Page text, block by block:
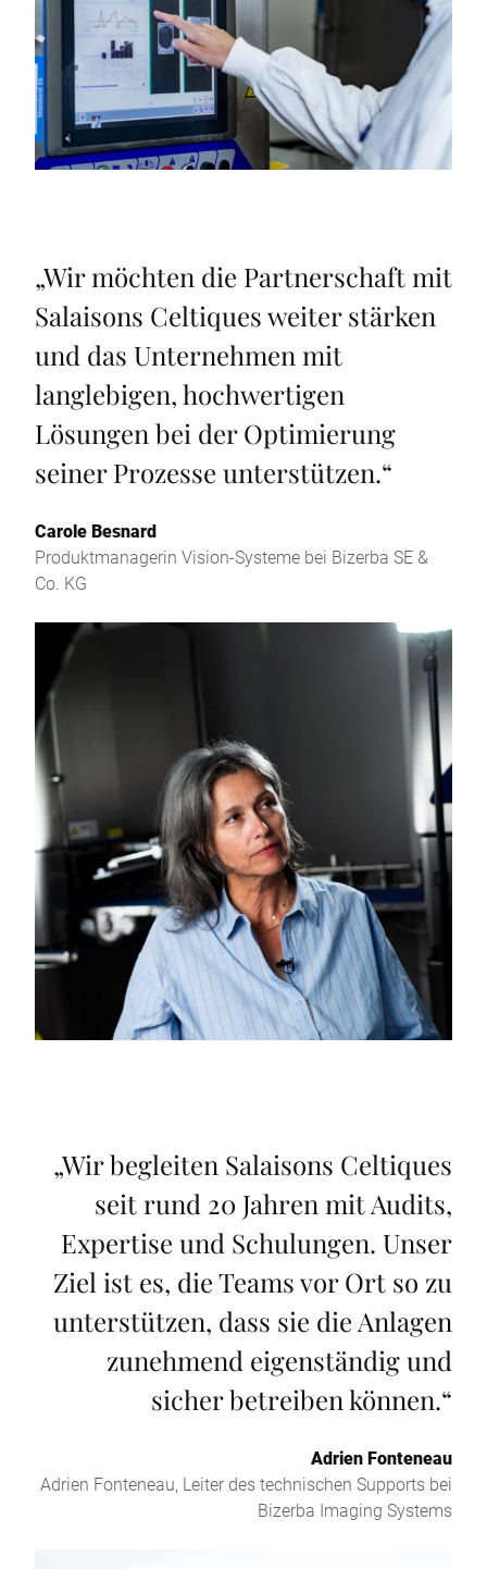
„Wir möchten die Partnerschaft mit
Salaisons Celtiques weiter stärken
und das Unternehmen mit
langlebigen, hochwertigen
Lösungen bei der Optimierung
seiner Prozesse unterstützen.“
Carole Besnard
Produktmanagerin Vision-Systeme bei Bizerba SE &
Co. KG
„Wir begleiten Salaisons Celtiques
seit rund 20 Jahren mit Audits,
Expertise und Schulungen. Unser
Ziel ist es, die Teams vor Ort so zu
unterstützen, dass sie die Anlagen
zunehmend eigenständig und
sicher betreiben können.“
Adrien Fonteneau
Adrien Fonteneau, Leiter des technischen Supports bei
Bizerba Imaging Systems